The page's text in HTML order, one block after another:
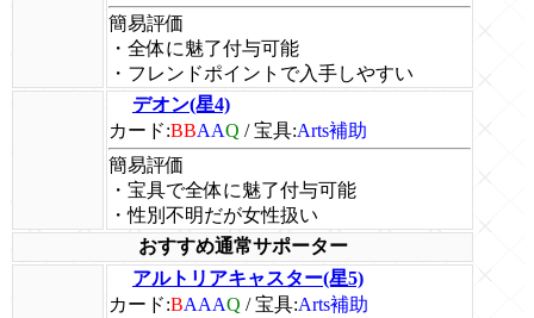
簡易評価
・全体に魅了付与可能
・フレンドポイントで入手しやすい
デオン(星4)
カード:BBAAQ /宝具:Arts補助
簡易評価
・宝具で全体に魅了付与可能
・性別不明だが女性扱い
おすすめ通常サポーター
アルトリアキャスター(星5)
カード:BAAAQ /宝具:Arts補助